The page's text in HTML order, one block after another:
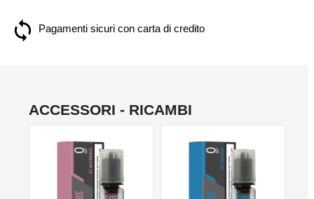
Pagamenti sicuri con carta di credito
ACCESSORI - RICAMBI